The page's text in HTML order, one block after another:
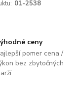
01-2538
ceny
pomer cena /
bez zbytočných